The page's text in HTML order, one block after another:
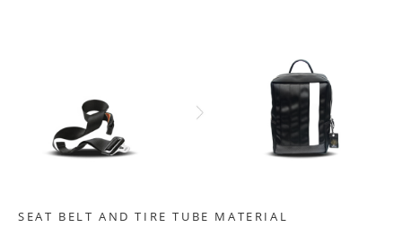
SEAT BELT AND TIRE TUBE MATERIAL